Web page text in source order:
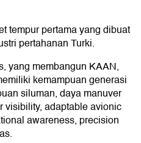
tempur pertama yang dibuat
pertahanan Turki.
yang membangun KAAN,
kemampuan generasi
siluman, daya manuver
visibility, adaptable avionic
awareness, precision